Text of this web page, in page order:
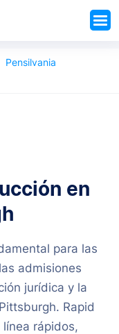
Pensilvania
en
para las
admisiones
jurídica y la
Rapid
rápidos,